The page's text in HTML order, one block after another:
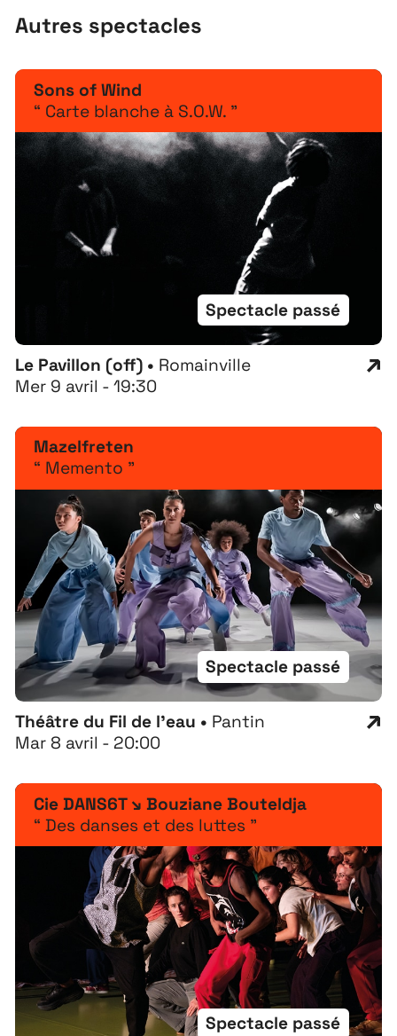
Autres spectacles
Le Pavillon (off) • Romainville
Mer 9 avril - 19:30
Spectacle passé
Sons of Wind
“ Carte blanche à S.O.W. ”
Théâtre du Fil de l'eau • Pantin
Mar 8 avril - 20:00
Spectacle passé
Mazelfreten
“ Memento ”
Spectacle passé
Cie DANS6T ↘ Bouziane Bouteldja
“ Des danses et des luttes ”